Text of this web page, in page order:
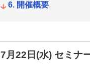
開催概要
7月22日(水) セミナ